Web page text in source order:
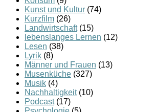
Kunst und Kultur (74)
Kurzfilm (26)
Landwirtschaft(15)
lebenslanges Lernen (12)
Lesen (38)
Lyrik (8)
Männer und Frauen (13)
Musenküche (327)
Musik (4)
Nachhaltigkeit(10)
Podcast(17)